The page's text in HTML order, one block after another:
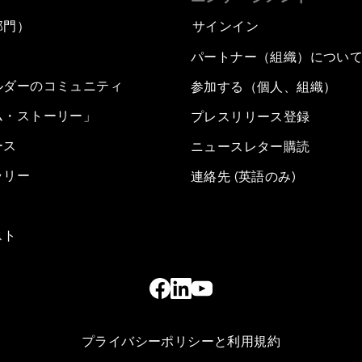
）
ーのコミュニティ
ストーリー」
リー
サインイン
パートナー（組織）につい
参加する（個人、組織）
プレスリリース登録
ニュースレター購読
連絡先 (英語のみ)
プライバシーポリシーと利用規約